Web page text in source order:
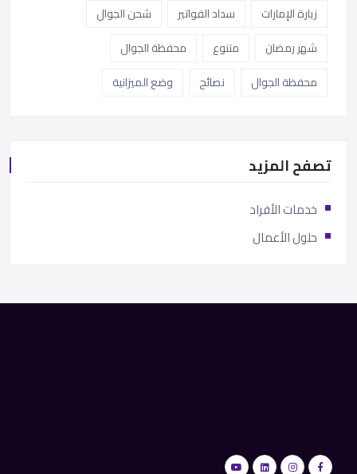
زيارة الإمارات
سداد الفواتير
شحن الجوال
شهر رمضان
متنوع
محفظة الجوال
محفظة الجوال
نصائح وضع الميزانية
تصفح المزيد
خدمات الأفراد
حلول الأعمال